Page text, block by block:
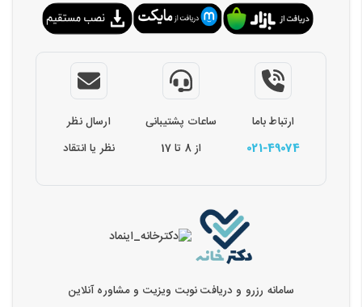
ارتباط باما
021-49074
ساعات پشتیبانی
از 8 تا 17
ارسال نظر
نظر یا انتقاد
سامانه رزرو و دریافت نوبت ویزیت و مشاوره آنلاین